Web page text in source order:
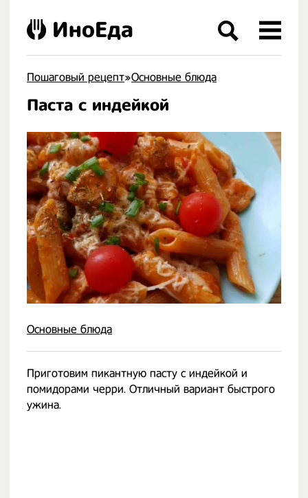
Пошаговый рецепт»Основные блюда
Паста с индейкой
Основные блюда
Приготовим пикантную пасту с индейкой и
помидорами черри. Отличный вариант быстрого
ужина.
ИноЕда